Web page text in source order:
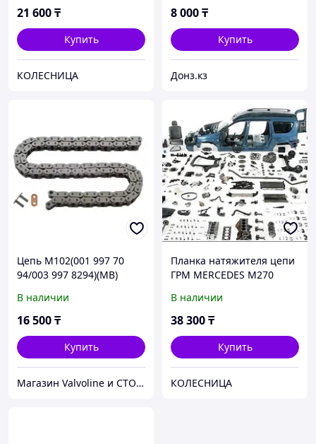
21 600₸
Купить
КОЛЕСНИЦА
8 000₸
Купить
Донз.кз
Цепь M102(001 997 70
94/003 997 8294)(MB)
В наличии
16 500₸
Купить
Магазин Valvoline и СТО V-Service
Планка натяжителя цепи
ГРМ MERCEDES M270
В наличии
38 300₸
Купить
КОЛЕСНИЦА